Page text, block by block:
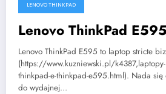
LENOVO THINKPAD
Lenovo ThinkPad E595
Lenovo ThinkPad E595 to laptop stricte
(https://www.kuzniewski.pl/
thinkpad-e-thinkpad-e595.html). Nada
do wydajnej…